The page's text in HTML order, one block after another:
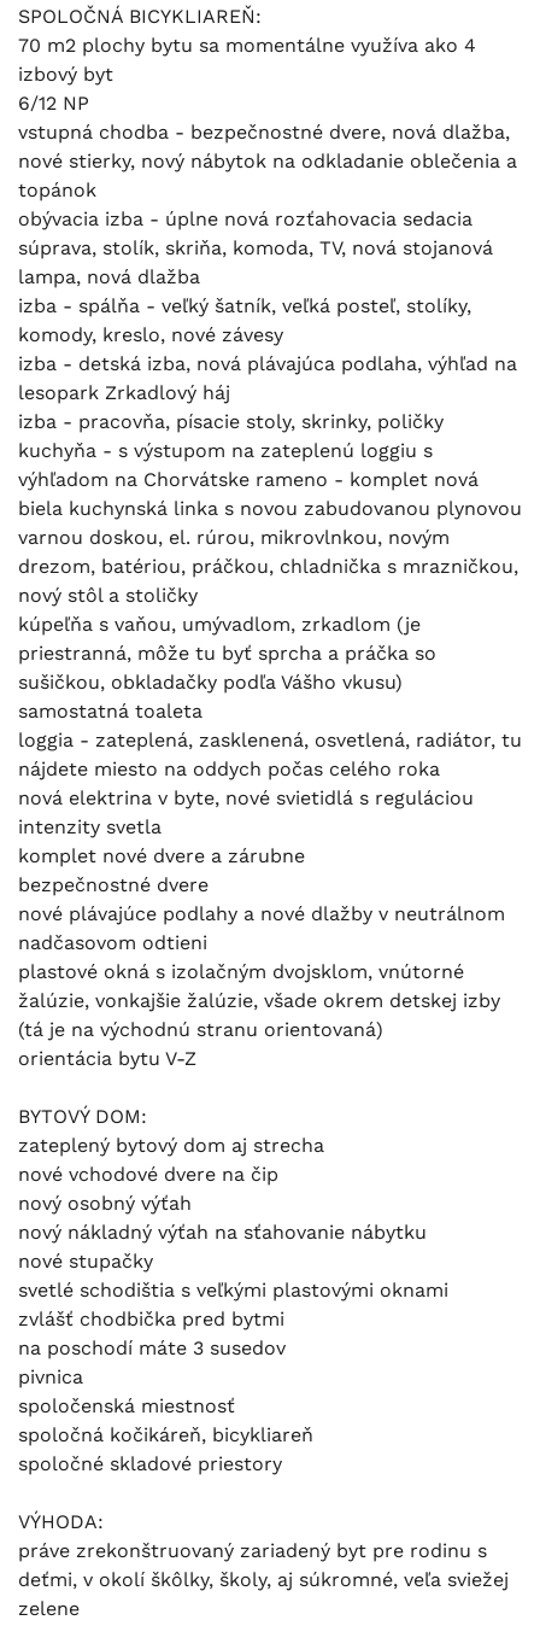
SPOLOČNÁ BICYKLIAREŇ:
70 m2 plochy bytu sa momentálne využíva ako 4
izbový byt
6/12 NP
vstupná chodba - bezpečnostné dvere, nová dlažba,
nové stierky, nový nábytok na odkladanie oblečenia a
topánok
obývacia izba - úplne nová rozťahovacia sedacia
súprava, stolík, skriňa, komoda, TV, nová stojanová
lampa, nová dlažba
izba - spálňa - veľký šatník, veľká posteľ, stolíky,
komody, kreslo, nové závesy
izba - detská izba, nová plávajúca podlaha, výhľad na
lesopark Zrkadlový háj
izba - pracovňa, písacie stoly, skrinky, poličky
kuchyňa - s výstupom na zateplenú loggiu s
výhľadom na Chorvátske rameno - komplet nová
biela kuchynská linka s novou zabudovanou plynovou
varnou doskou, el. rúrou, mikrovlnkou, novým
drezom, batériou, práčkou, chladnička s mrazničkou,
nový stôl a stoličky
kúpeľňa s vaňou, umývadlom, zrkadlom (je
priestranná, môže tu byť sprcha a práčka so
sušičkou, obkladačky podľa Vášho vkusu)
samostatná toaleta
loggia - zateplená, zasklenená, osvetlená, radiátor, tu
nájdete miesto na oddych počas celého roka
nová elektrina v byte, nové svietidlá s reguláciou
intenzity svetla
komplet nové dvere a zárubne
bezpečnostné dvere
nové plávajúce podlahy a nové dlažby v neutrálnom
nadčasovom odtieni
plastové okná s izolačným dvojsklom, vnútorné
žalúzie, vonkajšie žalúzie, všade okrem detskej izby
(tá je na východnú stranu orientovaná)
orientácia bytu V-Z
BYTOVÝ DOM:
zateplený bytový dom aj strecha
nové vchodové dvere na čip
nový osobný výťah
nový nákladný výťah na sťahovanie nábytku
nové stupačky
svetlé schodištia s veľkými plastovými oknami
zvlášť chodbička pred bytmi
na poschodí máte 3 susedov
pivnica
spoločenská miestnosť
spoločná kočikáreň, bicykliareň
spoločné skladové priestory
VÝHODA:
práve zrekonštruovaný zariadený byt pre rodinu s
deťmi, v okolí škôlky, školy, aj súkromné, veľa sviežej
zelene